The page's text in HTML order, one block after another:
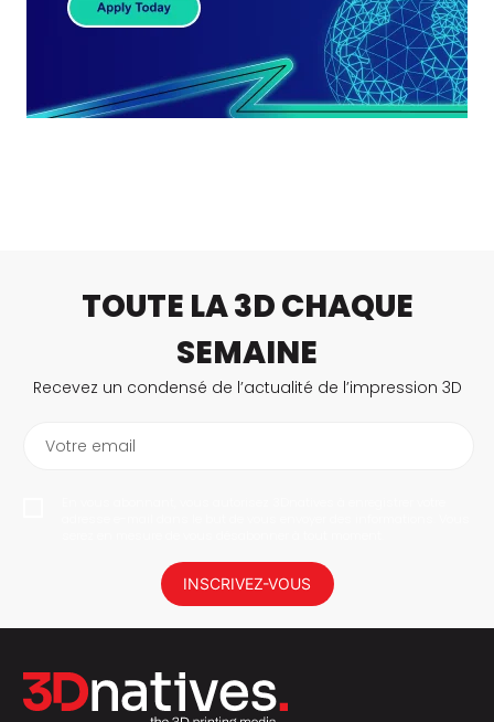
TOUTE LA 3D CHAQUE
SEMAINE
Recevez un condensé de l’actualité de l’impression 3D
Votre email
INSCRIVEZ-VOUS